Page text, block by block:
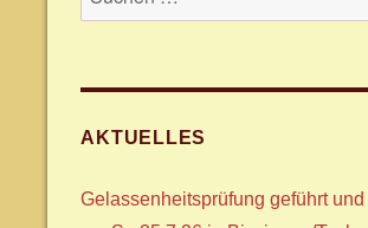
nach:
AKTUELLES
Gelassenheitsprüfung geführt und